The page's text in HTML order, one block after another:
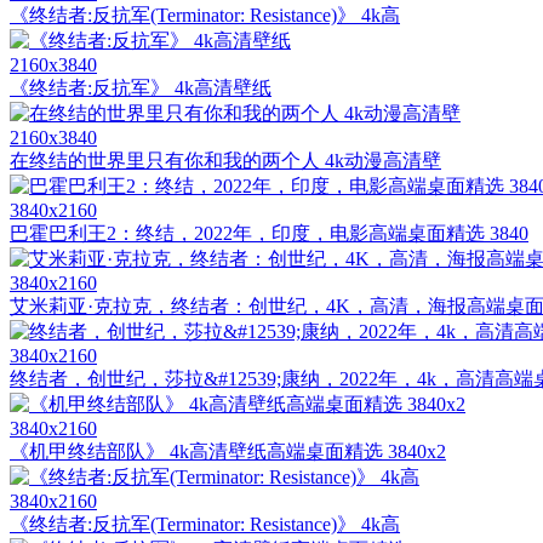
《终结者:反抗军(Terminator: Resistance)》 4k高
2160x3840
《终结者:反抗军》 4k高清壁纸
2160x3840
在终结的世界里只有你和我的两个人 4k动漫高清壁
3840x2160
巴霍巴利王2：终结，2022年，印度，电影高端桌面精选 3840
3840x2160
艾米莉亚·克拉克，终结者：创世纪，4K，高清，海报高端桌面
3840x2160
终结者，创世纪，莎拉&#12539;康纳，2022年，4k，高清高端
3840x2160
《机甲终结部队》 4k高清壁纸高端桌面精选 3840x2
3840x2160
《终结者:反抗军(Terminator: Resistance)》 4k高